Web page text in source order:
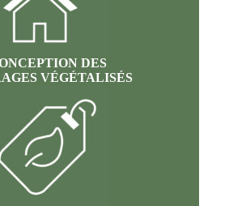
DES
VÉGÉTALISÉS